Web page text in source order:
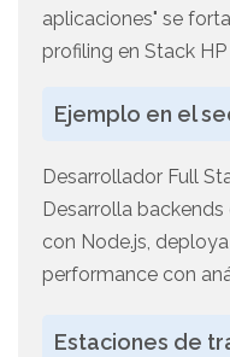
aplicaciones" se
profiling en Stack HP
Ejemplo en el
Desarrollador Full
Desarrolla
con Node.js,
performance con
Estaciones de